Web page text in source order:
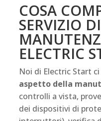
COSA
SERVIZIO DI
ELECTRIC
Noi di Electric Start
aspetto della
controlli a vista,
dei dispositivi di